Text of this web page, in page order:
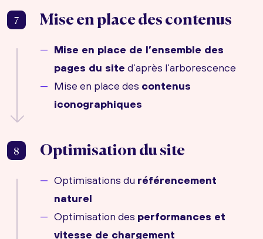
7 Mise en place des contenus
Mise en place de l’ensemble des
pages du site d’après l’arborescence
Mise en place des contenus
iconographiques
8 Optimisation du site
Optimisations du référencement
naturel
Optimisation des performances et
vitesse de chargement